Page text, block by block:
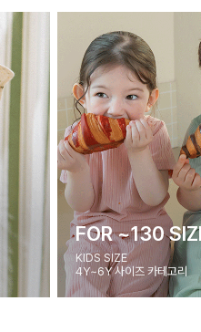
FOR ~130
KIDS SIZE
4Y~6Y 사이즈 카테고리